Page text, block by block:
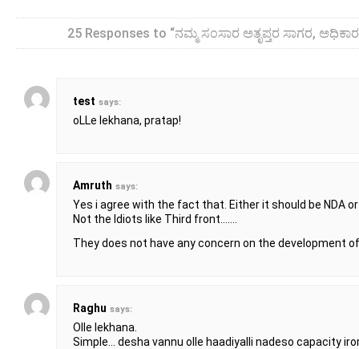
25 Responses to “ನಮ್ಮ ಸಂಸಾರ ಅತೃಪ್ತರ ಸಾಗರ,
test says:
oLLe lekhana, pratap!
Amruth says:
Yes i agree with the fact that. Either it should be NDA or
Not the Idiots like Third front…….
They does not have any concern on the development
Raghu says:
Olle lekhana.
Simple… desha vannu olle haadiyalli nadeso capacity